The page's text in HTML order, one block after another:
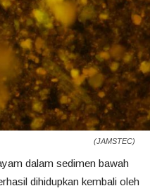
(JAMSTEC)
dalam sedimen bawah
dihidupkan kembali oleh